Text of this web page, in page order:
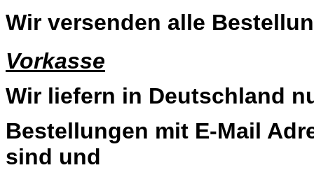
Wir versenden alle
Vorkasse
Wir liefern in Deutschland
Bestellungen mit E-Mail
sind und